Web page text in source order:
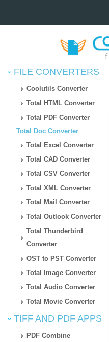
FILE CONVERTERS
Coolutils Converter
Total HTML Converter
Total PDF Converter
Total Doc Converter
Total Excel Converter
Total CAD Converter
Total CSV Converter
Total XML Converter
Total Mail Converter
Total Outlook Converter
Total Thunderbird
Converter
OST to PST Converter
Total Image Converter
Total Audio Converter
Total Movie Converter
TIFF AND PDF APPS
PDF Combine